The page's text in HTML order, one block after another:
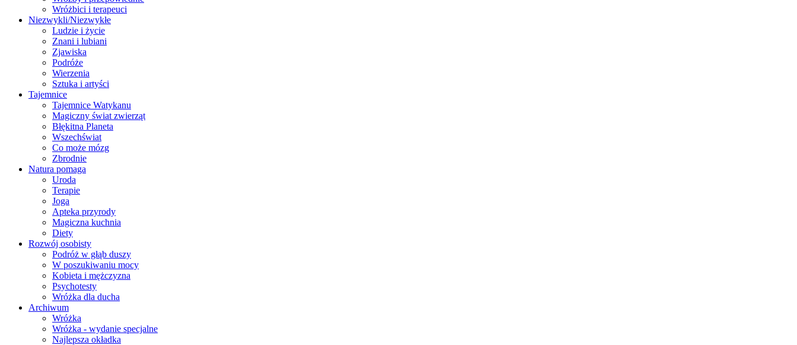
Wróżbici i terapeuci
Niezwykli/Niezwykłe
Ludzie i życie
Znani i lubiani
Zjawiska
Podróże
Wierzenia
Sztuka i artyści
Tajemnice
Tajemnice Watykanu
Magiczny świat zwierząt
Błękitna Planeta
Wszechświat
Co może mózg
Zbrodnie
Natura pomaga
Uroda
Terapie
Joga
Apteka przyrody
Magiczna kuchnia
Diety
Rozwój osobisty
Podróż w głąb duszy
W poszukiwaniu mocy
Kobieta i mężczyzna
Psychotesty
Wróżka dla ducha
Archiwum
Wróżka
Wróżka - wydanie specjalne
Najlepsza okładka